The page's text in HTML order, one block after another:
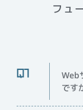
フュ
Web
です